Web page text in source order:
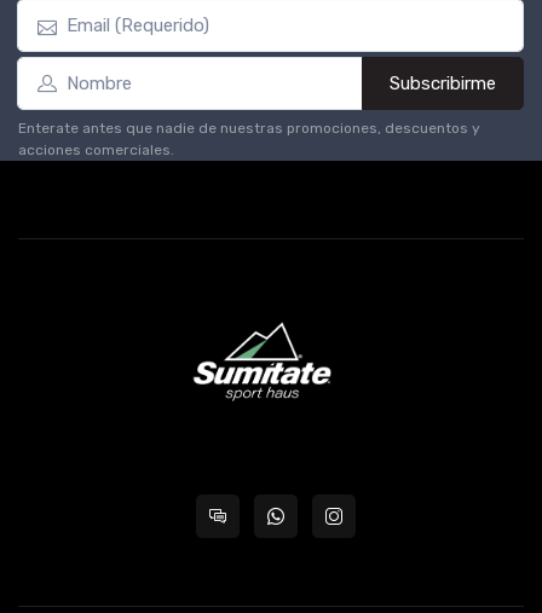
Subscribirme
Enterate antes que nadie de nuestras promociones, descuentos y
acciones comerciales.